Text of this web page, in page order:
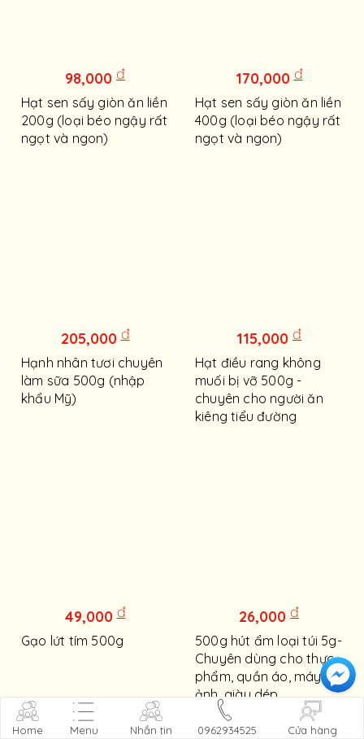
98,000 đ
Hạt sen sấy giòn ăn liền
200g (loại béo ngậy rất
ngọt và ngon)
170,000 đ
Hạt sen sấy giòn ăn liền
400g (loại béo ngậy rất
ngọt và ngon)
205,000 đ
Hạnh nhân tươi chuyên
làm sữa 500g (nhập
khẩu Mỹ)
115,000 đ
Hạt điều rang không
muối bị vỡ 500g -
chuyên cho người ăn
kiêng tiểu đường
49,000 đ
Gạo lứt tím 500g
26,000 đ
500g hút ẩm loại túi 5g-
Chuyên dùng cho thực
phẩm, quần áo, máy
ảnh, giày dép
Home Menu Nhắn tin 0962934525 Cửa hàng